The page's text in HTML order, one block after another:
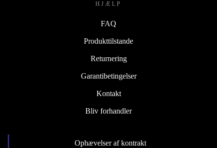
HJÆLP
FAQ
Produkttilstande
Returnering
Garantibetingelser
Kontakt
Bliv forhandler
Ophævelser af kontrakt